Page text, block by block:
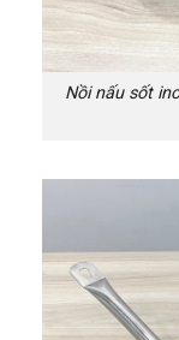
Nồi nấu sốt